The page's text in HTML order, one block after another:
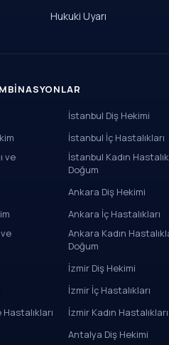
Hukuki Uyarı
İstanbul Diş Hekimi
İstanbul İç Hastalıkları
ve
İstanbul Kadın
Doğum
Ankara Diş Hekimi
Ankara İç Hastalıkları
Ankara Kadın
Doğum
İzmir Diş Hekimi
İzmir İç Hastalıkları
İzmir Kadın
Antalya Diş Hekimi